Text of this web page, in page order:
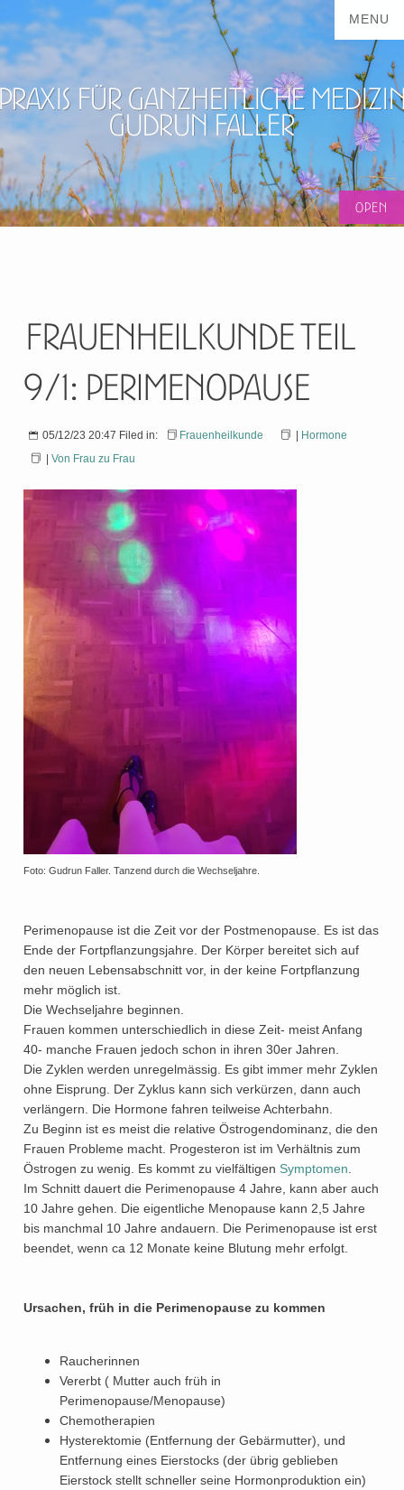
für ganzheitliche
Gudrun Faller
Frauenheilkunde Teil
9/1: Perimenopause
05/12/23 20:47 Filed in: Frauenheilkunde
Hormone
Von Frau zu Frau
Foto: Gudrun Faller. Tanzend durch die Wechseljahre.
Perimenopause ist die Zeit vor der Postmenopause. Es ist das
Ende der Fortpflanzungsjahre. Der Körper bereitet sich auf
den neuen Lebensabschnitt vor, in der keine Fortpflanzung
mehr möglich ist.
Die Wechseljahre beginnen.
Frauen kommen unterschiedlich in diese Zeit- meist Anfang
40- manche Frauen jedoch schon in ihren 30er Jahren.
Die Zyklen werden unregelmässig. Es gibt immer mehr Zyklen
ohne Eisprung. Der Zyklus kann sich verkürzen, dann auch
verlängern. Die Hormone fahren teilweise Achterbahn.
Zu Beginn ist es meist die relative Östrogendominanz, die den
Frauen Probleme macht. Progesteron ist im Verhältnis zum
Östrogen zu wenig. Es kommt zu vielfältigen Symptomen
Im Schnitt dauert die Perimenopause 4 Jahre, kann aber auch
10 Jahre gehen. Die eigentliche Menopause kann 2,5 Jahre
bis manchmal 10 Jahre andauern. Die Perimenopause ist erst
beendet, wenn ca 12 Monate keine Blutung mehr erfolgt.
Ursachen, früh in die Perimenopause zu kommen
Raucherinnen
Vererbt ( Mutter auch früh in
Perimenopause/Menopause)
Chemotherapien
Hysterektomie (Entfernung der Gebärmutter), und
Entfernung eines Eierstocks (der übrig geblieben
Eierstock stellt schneller seine Hormonproduktion ein)